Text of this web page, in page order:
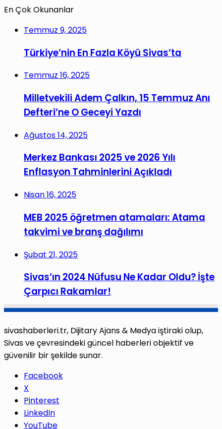
En Çok Okunanlar
Temmuz 9, 2025
Türkiye’nin En Fazla Köyü Sivas’ta
Temmuz 16, 2025
Milletvekili Adem Çalkın, 15 Temmuz Anı
Defteri’ne O Geceyi Yazdı
Ağustos 14, 2025
Merkez Bankası 2025 ve 2026 Yılı
Enflasyon Tahminlerini Açıkladı
Nisan 16, 2025
MEB 2025 öğretmen atamaları: Atama
takvimi ve branş dağılımı
Şubat 21, 2025
Sivas’ın 2024 Nüfusu Ne Kadar Oldu? İşte
Çarpıcı Rakamlar!
sivashaberleri.tr, Dijitary Ajans & Medya iştiraki olup,
Sivas ve çevresindeki güncel haberleri objektif ve
güvenilir bir şekilde sunar.
Facebook
X
Pinterest
LinkedIn
YouTube